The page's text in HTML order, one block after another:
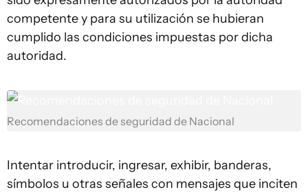
competente y para su utilización se hubieran
cumplido las condiciones impuestas por dicha
autoridad.
Recomendaciones de seguridad de Nacional
Intentar introducir, ingresar, exhibir, banderas,
símbolos u otras señales con mensajes que inciten